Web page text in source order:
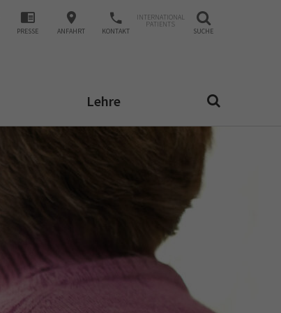
PRESSE ANFAHRT KONTAKT
INTERNATIONAL
PATIENTS
SUCHE
Lehre